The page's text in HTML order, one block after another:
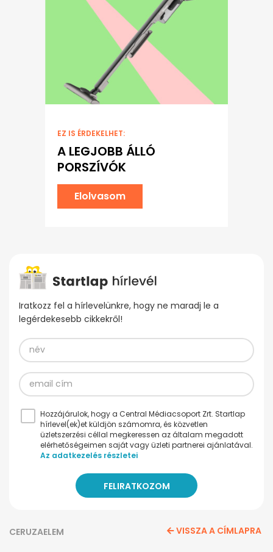
EZ IS ÉRDEKELHET:
A LEGJOBB ÁLLÓ
PORSZÍVÓK
Elolvasom
Iratkozz fel a hírlevelünkre, hogy ne maradj le a
legérdekesebb cikkekről!
Hozzájárulok, hogy a Central Médiacsoport Zrt. Startlap
hírlevel(ek)et küldjön számomra, és közvetlen
üzletszerzési céllal megkeressen az általam megadott
elérhetőségeimen saját vagy üzleti partnerei ajánlatával.
Az adatkezelés részletei
CERUZAELEM VISSZA A CÍMLAPRA